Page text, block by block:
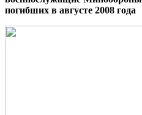
погибших в августе 2008 года